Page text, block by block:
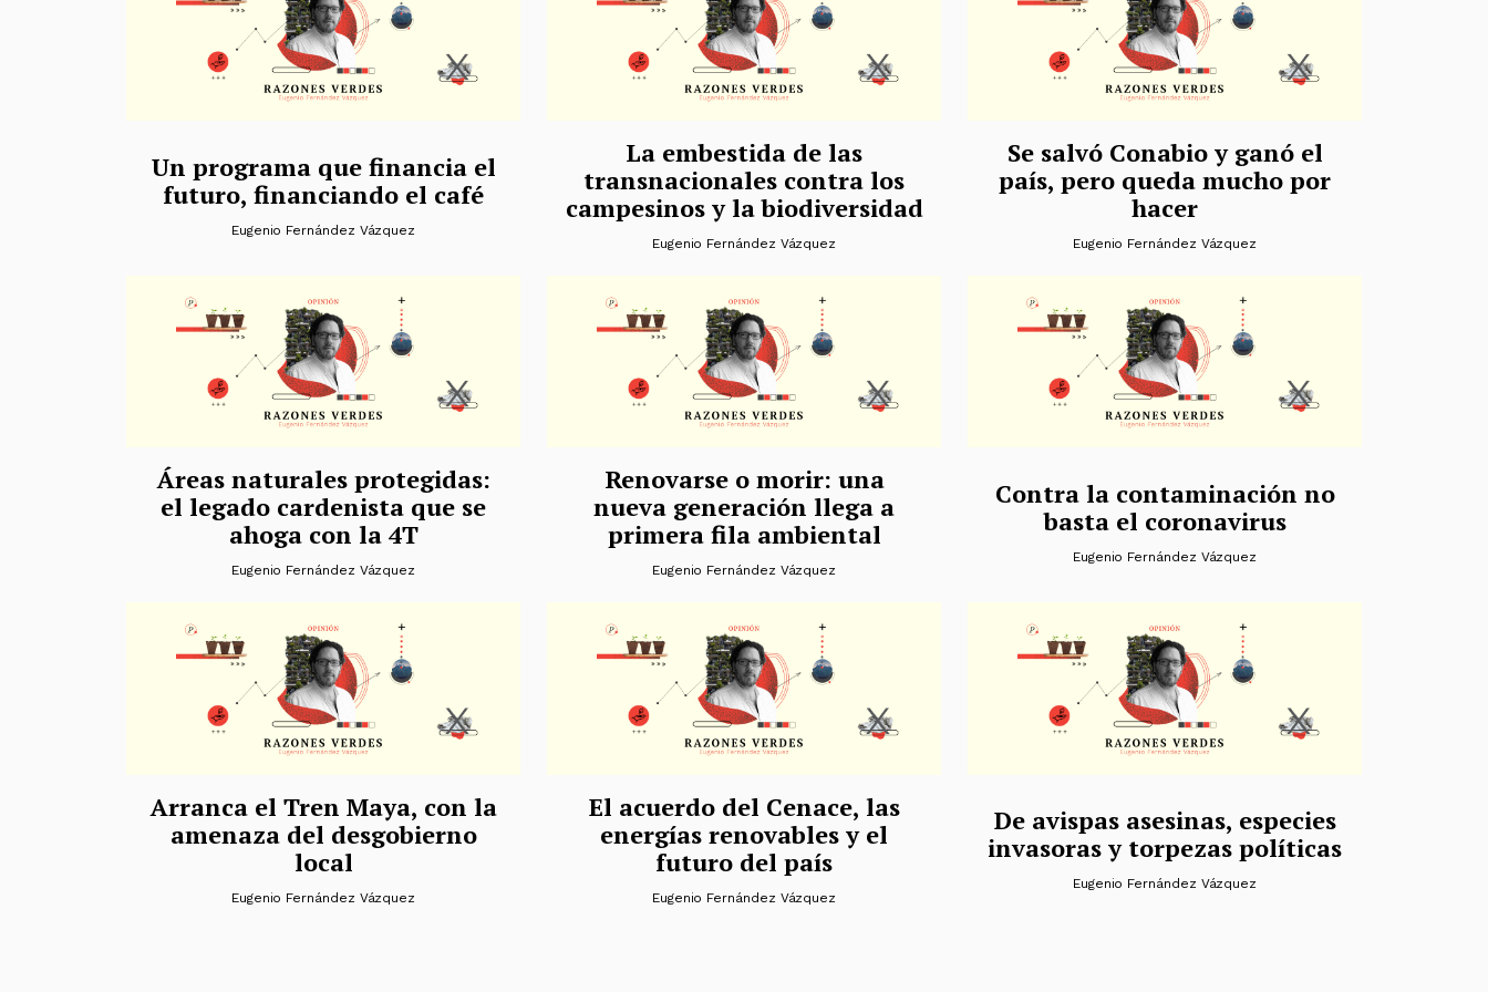
Un programa que financia el
futuro, financiando el café
Eugenio Fernández Vázquez
La embestida de las
transnacionales contra los
campesinos y la biodiversidad
Eugenio Fernández Vázquez
Se salvó Conabio y ganó el
país, pero queda mucho por
hacer
Eugenio Fernández Vázquez
Áreas naturales protegidas:
el legado cardenista que se
ahoga con la 4T
Eugenio Fernández Vázquez
Renovarse o morir: una
nueva generación llega a
primera fila ambiental
Eugenio Fernández Vázquez
Contra la contaminación no
basta el coronavirus
Eugenio Fernández Vázquez
Arranca el Tren Maya, con la
amenaza del desgobierno
local
Eugenio Fernández Vázquez
El acuerdo del Cenace, las
energías renovables y el
futuro del país
Eugenio Fernández Vázquez
De avispas asesinas, especies
invasoras y torpezas políticas
Eugenio Fernández Vázquez